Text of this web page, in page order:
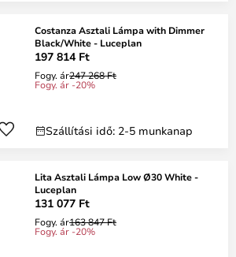
Costanza Asztali Lámpa with Dimmer
Black/White - Luceplan
197 814 Ft
Fogy. ár247 268 Ft
Fogy. ár -20%
Szállítási idő: 2-5 munkanap
Lita Asztali Lámpa Low Ø30 White -
Luceplan
131 077 Ft
Fogy. ár163 847 Ft
Fogy. ár -20%